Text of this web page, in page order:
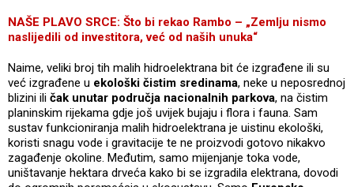
NAŠE PLAVO SRCE: Što bi rekao Rambo – „Zemlju nismo
naslijedili od investitora, već od naših unuka“
Naime, veliki broj tih malih hidroelektrana bit će izgrađene ili su
već izgrađene u ekološki čistim sredinama, neke u neposrednoj
blizini ili čak unutar područja nacionalnih parkova, na čistim
planinskim rijekama gdje još uvijek bujaju i flora i fauna. Sam
sustav funkcioniranja malih hidroelektrana je uistinu ekološki,
koristi snagu vode i gravitacije te ne proizvodi gotovo nikakvo
zagađenje okoline. Međutim, samo mijenjanje toka vode,
uništavanje hektara drveća kako bi se izgradila elektrana, dovodi